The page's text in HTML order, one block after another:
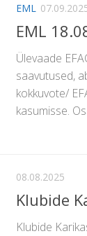
EML
EML
Ülevaade
saavutused,
kokkuvote/
kasumisse.
08.08.2025
Klubide
Klubide